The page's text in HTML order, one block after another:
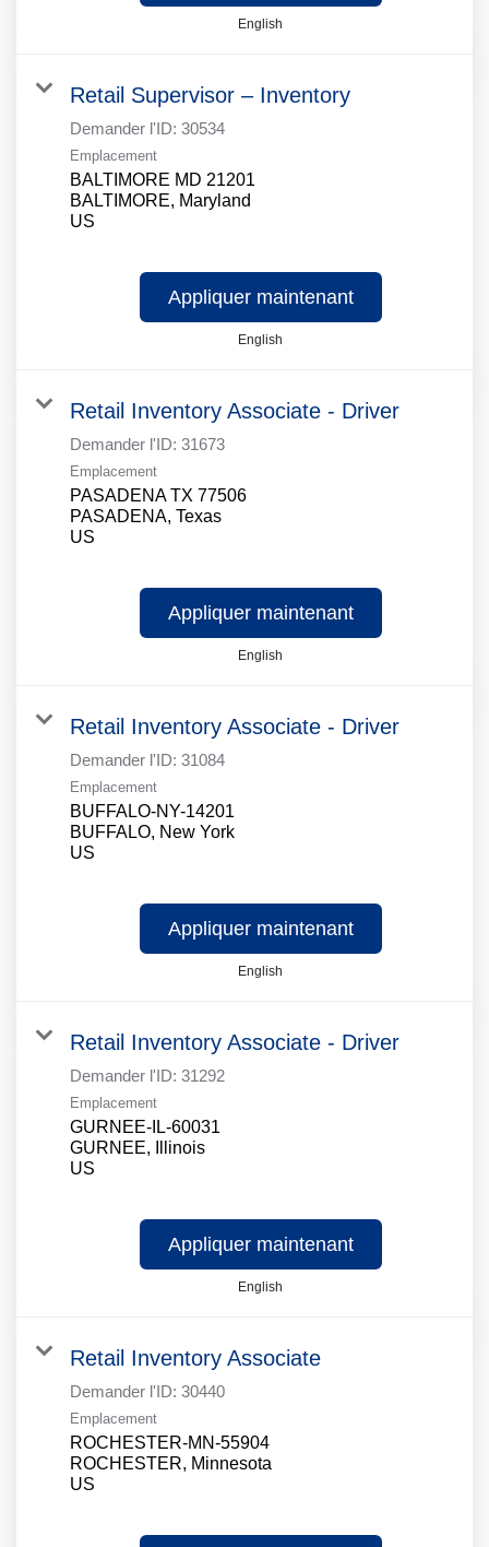
English
Retail Supervisor – Inventory
Demander l'ID: 30534
Emplacement
BALTIMORE MD 21201
BALTIMORE, Maryland
Appliquer maintenant
English
Retail Inventory Associate - Driver
Demander l'ID: 31673
Emplacement
PASADENA TX 77506
PASADENA, Texas
Appliquer maintenant
English
Retail Inventory Associate - Driver
Demander l'ID: 31084
Emplacement
BUFFALO-NY-14201
BUFFALO, New York
Appliquer maintenant
English
Retail Inventory Associate - Driver
Demander l'ID: 31292
Emplacement
GURNEE-IL-60031
GURNEE, Illinois
Appliquer maintenant
English
Retail Inventory Associate
Demander l'ID: 30440
Emplacement
ROCHESTER-MN-55904
ROCHESTER, Minnesota